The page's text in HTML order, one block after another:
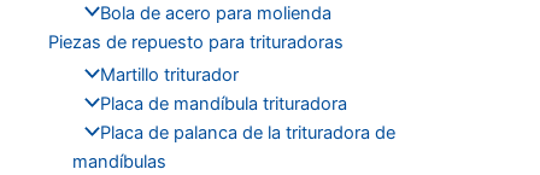
Bola de acero para molienda
Piezas de repuesto para trituradoras
Martillo triturador
Placa de mandíbula trituradora
Placa de palanca de la trituradora de
mandíbulas